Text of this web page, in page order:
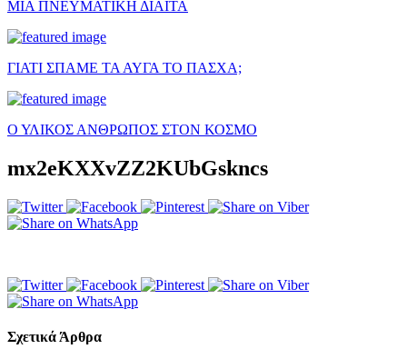
ΜΙΑ ΠΝΕΥΜΑΤΙΚΗ ΔΙΑΙΤΑ
ΓΙΑΤΙ ΣΠΑΜΕ ΤΑ ΑΥΓΑ ΤΟ ΠΑΣΧΑ;
Ο ΥΛΙΚΟΣ ΑΝΘΡΩΠΟΣ ΣΤΟΝ ΚΟΣΜΟ
mx2eKXXvZZ2KUbGskncs
Σχετικά Άρθρα